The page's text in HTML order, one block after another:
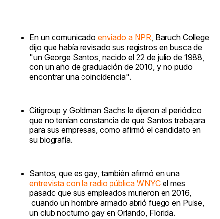
En un comunicado enviado a NPR , Baruch College
dijo que había revisado sus registros en busca de
"un George Santos, nacido el 22 de julio de 1988,
con un año de graduación de 2010, y no pudo
encontrar una coincidencia".
Citigroup y Goldman Sachs le dijeron al periódico
que no tenían constancia de que Santos trabajara
para sus empresas, como afirmó el candidato en
su biografía.
Santos, que es gay, también afirmó en una
entrevista con la radio pública WNYC el mes
pasado que sus empleados murieron en 2016,
cuando un hombre armado abrió fuego en Pulse,
un club nocturno gay en Orlando, Florida.